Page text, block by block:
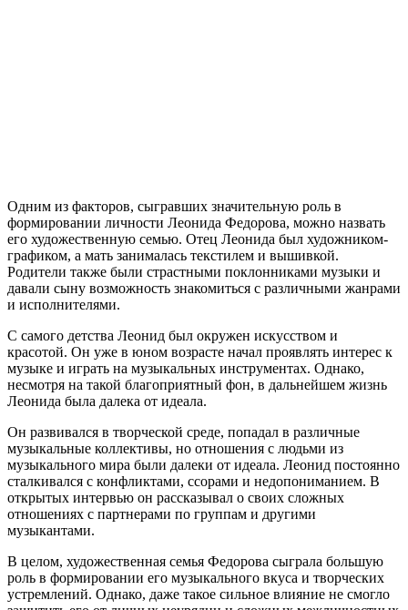
Одним из факторов, сыгравших значительную роль в
формировании личности Леонида Федорова, можно назвать
его художественную семью. Отец Леонида был художником-
графиком, а мать занималась текстилем и вышивкой.
Родители также были страстными поклонниками музыки и
давали сыну возможность знакомиться с различными жанрами
и исполнителями.
С самого детства Леонид был окружен искусством и
красотой. Он уже в юном возрасте начал проявлять интерес к
музыке и играть на музыкальных инструментах. Однако,
несмотря на такой благоприятный фон, в дальнейшем жизнь
Леонида была далека от идеала.
Он развивался в творческой среде, попадал в различные
музыкальные коллективы, но отношения с людьми из
музыкального мира были далеки от идеала. Леонид постоянно
сталкивался с конфликтами, ссорами и недопониманием. В
открытых интервью он рассказывал о своих сложных
отношениях с партнерами по группам и другими
музыкантами.
В целом, художественная семья Федорова сыграла большую
роль в формировании его музыкального вкуса и творческих
устремлений. Однако, даже такое сильное влияние не смогло